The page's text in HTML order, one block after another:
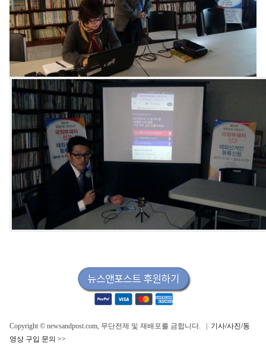
Copyright © newsandpost.com, 무단전제 및 재배포를 금합니다. | 기사/사진/동
영상 구입 문의 >>